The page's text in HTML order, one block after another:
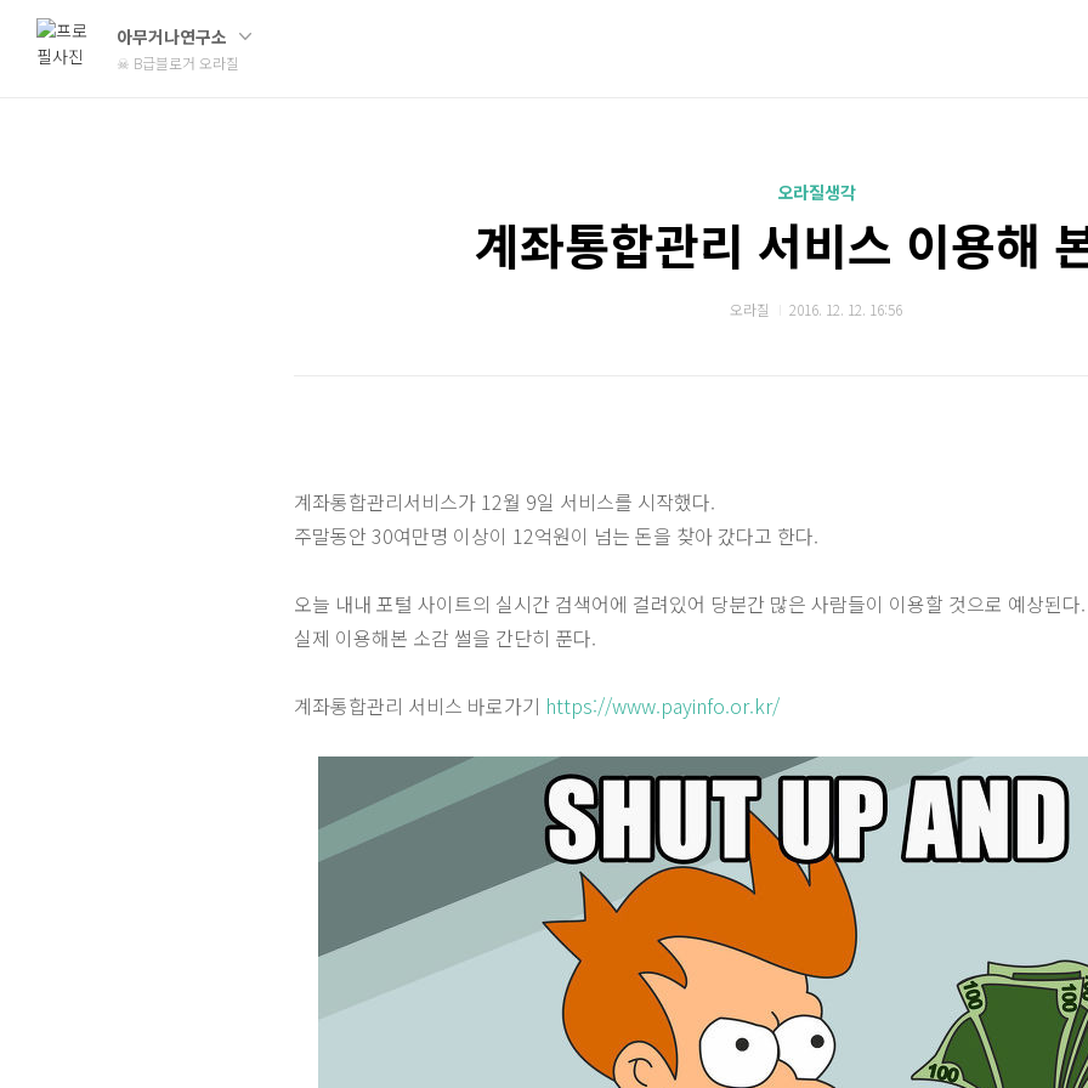
아무거나연구소
☠ B급블로거 오라질
오라질생각
계좌통합관리 서비스 이용해
오라질 2016. 12. 12. 16:56
계좌통합관리서비스가 12월 9일 서비스를 시작했다.
주말동안 30여만명 이상이 12억원이 넘는 돈을 찾아 갔다고 한다.
오늘 내내 포털 사이트의 실시간 검색어에 걸려있어 당분간 많은 사람들이 이용할 것으로 예상된
실제 이용해본 소감 썰을 간단히 푼다.
계좌통합관리 서비스 바로가기 https://www.payinfo.or.kr/